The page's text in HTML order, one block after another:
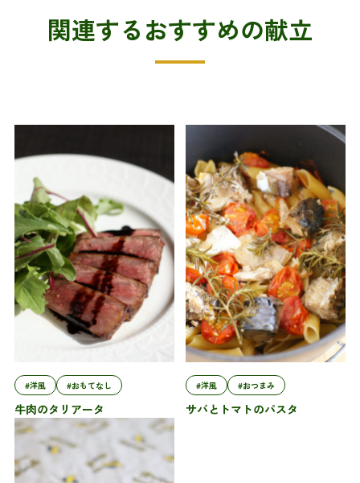
関連するおすすめの献立
#洋風 #おもてなし
牛肉のタリアータ
#洋風 #おつまみ
サバとトマトのパスタ